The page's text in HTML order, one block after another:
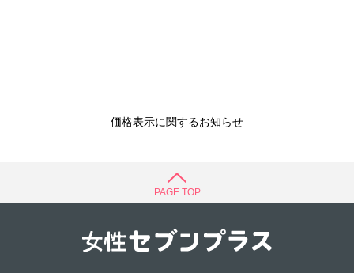
価格表示に関するお知らせ
PAGE TOP